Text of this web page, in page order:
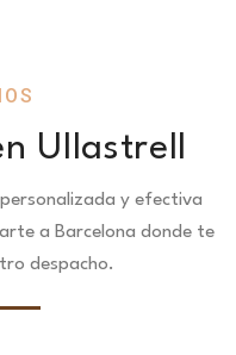
Ullastrell
y efectiva
a Barcelona donde te
despacho.